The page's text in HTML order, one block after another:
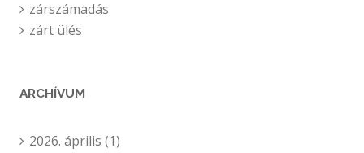
zárszámadás
zárt ülés
ARCHÍVUM
2026. április (1)